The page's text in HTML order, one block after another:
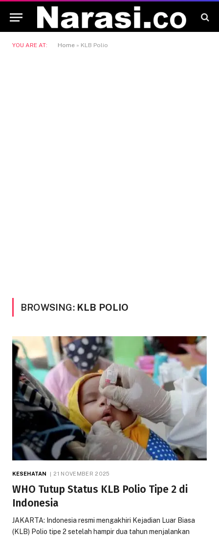
YOU ARE AT: Home » KLB Polio
BROWSING: KLB POLIO
KESEHATAN 21 NOVEMBER 2025
WHO Tutup Status KLB Polio Tipe 2 di
Indonesia
JAKARTA: Indonesia resmi mengakhiri Kejadian Luar Biasa
(KLB) Polio tipe 2 setelah hampir dua tahun menjalankan